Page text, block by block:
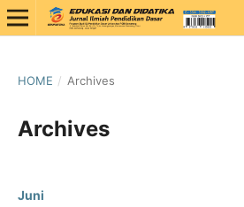
HOME / Archives
Archives
Juni